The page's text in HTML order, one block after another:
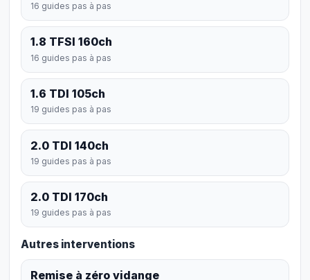
16 guides pas à pas
1.8 TFSI 160ch
16 guides pas à pas
1.6 TDI 105ch
19 guides pas à pas
2.0 TDI 140ch
19 guides pas à pas
2.0 TDI 170ch
19 guides pas à pas
Autres interventions
Remise à zéro vidange